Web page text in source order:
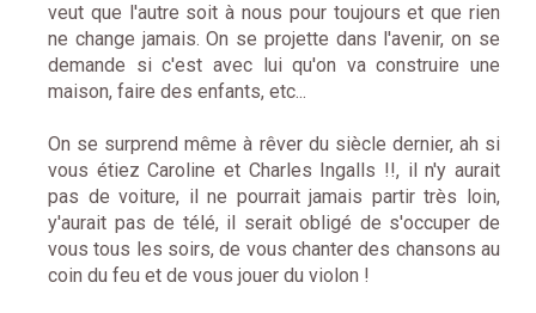
veut que l'autre soit à nous pour toujours et que rien
ne change jamais. On se projette dans l'avenir, on se
demande si c'est avec lui qu'on va construire une
maison, faire des enfants, etc...
On se surprend même à rêver du siècle dernier, ah si
vous étiez Caroline et Charles Ingalls !!, il n'y aurait
pas de voiture, il ne pourrait jamais partir très loin,
y'aurait pas de télé, il serait obligé de s'occuper de
vous tous les soirs, de vous chanter des chansons au
coin du feu et de vous jouer du violon !